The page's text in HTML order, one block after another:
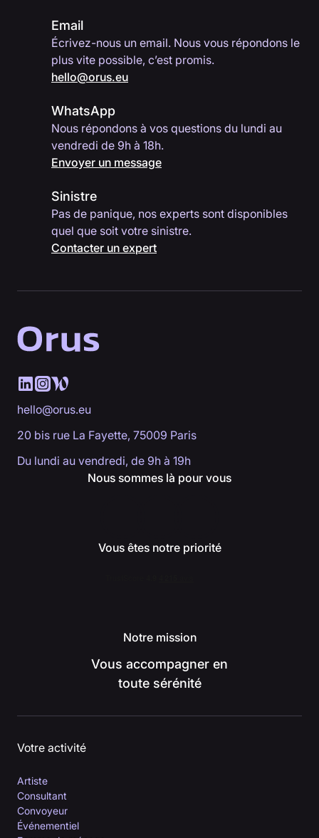
Email
Écrivez-nous un email. Nous vous répondons le
plus vite possible, c’est promis.
hello@orus.eu
WhatsApp
Nous répondons à vos questions du lundi au
vendredi de 9h à 18h.
Envoyer un message
Sinistre
Pas de panique, nos experts sont disponibles
quel que soit votre sinistre.
Contacter un expert
hello@orus.eu
20 bis rue La Fayette, 75009 Paris
Du lundi au vendredi, de 9h à 19h
Nous sommes là pour vous
Vous êtes notre priorité
Notre mission
Vous accompagner en
toute sérénité
Votre activité
Artiste
Consultant
Convoyeur
Événementiel